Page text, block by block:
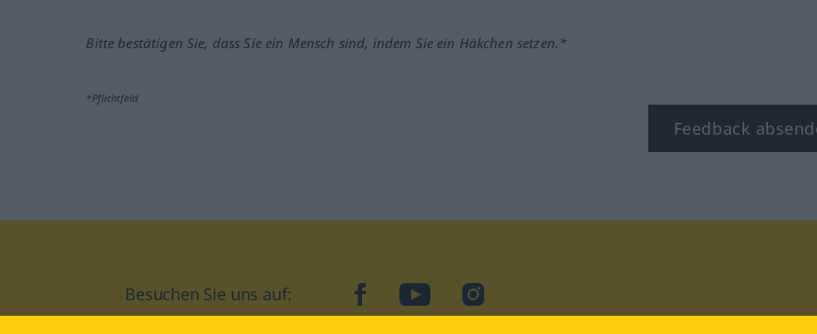
Bitte bestätigen Sie, dass Sie ein Mensch sind, indem Sie ein Häkchen setzen.*
*Pflichtfeld
Feedback
Besuchen Sie uns auf: facebookYouTubeInstagram